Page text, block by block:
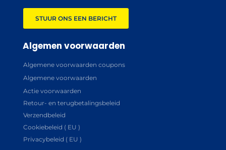
STUUR ONS EEN BERICHT
Algemen voorwaarden
Algemene voorwaarden coupons
Algemene voorwaarden
Actie voorwaarden
Retour- en terugbetalingsbeleid
Verzendbeleid
Cookiebeleid ( EU )
Privacybeleid ( EU )